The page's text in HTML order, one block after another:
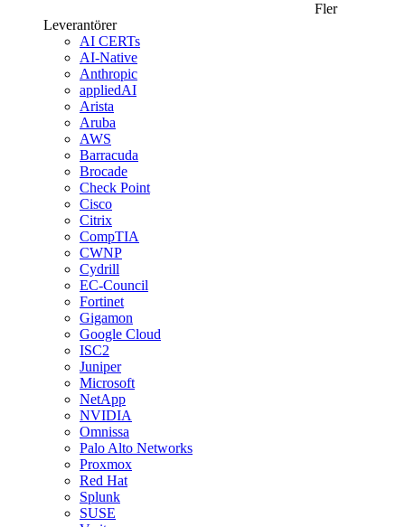
Fler
Leverantörer
AI CERTs
AI-Native
Anthropic
appliedAI
Arista
Aruba
AWS
Barracuda
Brocade
Check Point
Cisco
Citrix
CompTIA
CWNP
Cydrill
EC-Council
Fortinet
Gigamon
Google Cloud
ISC2
Juniper
Microsoft
NetApp
NVIDIA
Omnissa
Palo Alto Networks
Proxmox
Red Hat
Splunk
SUSE